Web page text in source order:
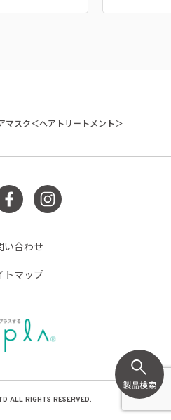
マスク＜ヘアトリートメント＞
い合わせ
トマップ
ALL RIGHTS RESERVED.